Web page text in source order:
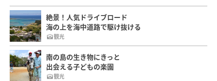
絶景！人気ドライブロード
海の上を海中道路で駆け抜ける
観光
南の島の生き物にきっと
出会える子どもの楽園
観光